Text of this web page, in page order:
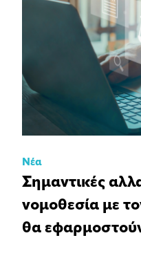
Νέα
Σημαντικές
νομοθεσία με
θα